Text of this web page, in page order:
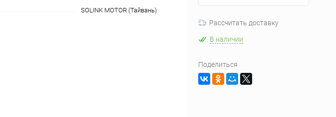
SOLINK MOTOR (Тайвань)
Рассчитать доставку
В наличии
Поделиться